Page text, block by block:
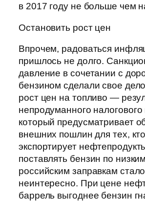
в 2017 году не больше чем
Остановить рост цен
Впрочем, радоваться
пришлось не долго.
давление в сочетании с
бензином сделали свое
рост цен на топливо —
непродуманного
который предусматривает
внешних пошлин для тех, кто
экспортирует
поставлять бензин по
российским заправкам стало
неинтересно. При цене
баррель выгоднее бензин